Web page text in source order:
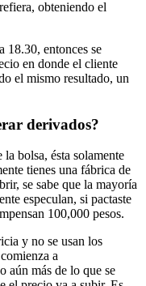
obteniendo el
18.30, entonces se
en donde el cliente
el mismo resultado, un
derivados?
bolsa, ésta solamente
tienes una fábrica de
se sabe que la mayoría
especulan, si pactaste
100,000 pesos.
y no se usan los
a
o aún más de lo que se